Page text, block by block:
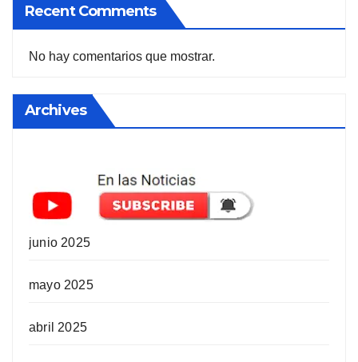
Recent Comments
No hay comentarios que mostrar.
Archives
junio 2025
mayo 2025
abril 2025